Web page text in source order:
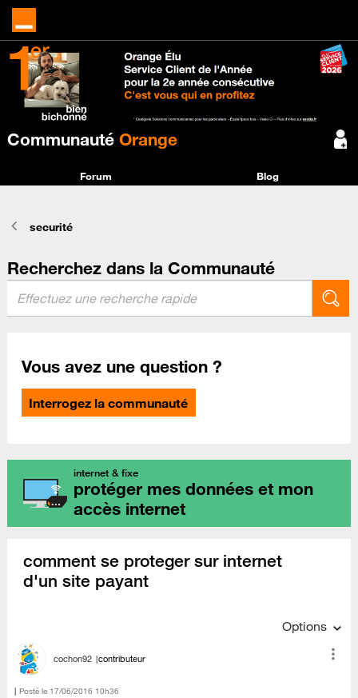
Communauté Orange
Forum Blog
securité
Recherchez dans la Communauté
Vous avez une question ?
Interrogez la communauté
internet & fixe
protéger mes données et mon
accès internet
comment se proteger sur internet
d'un site payant
Options
cochon92 contributeur
Posté le ‎17/06/2016 10h36